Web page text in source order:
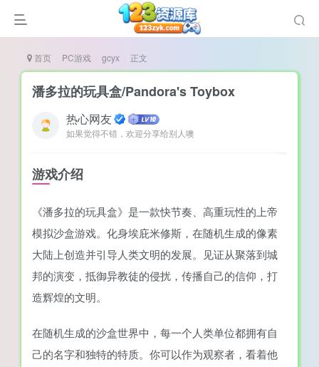
（摸鱼游戏）
首页 PC游戏 gcyx 正文
潘多拉的玩具盒/Pandora's Toybox
热心网友
如果觉得不错，欢迎分享给别人噢
游戏介绍
《潘多拉的玩具盒》是一款快节奏、高重玩性的上帝
模拟沙盒游戏。化身埃庇米修斯，在随机生成的像素
大陆上创造并引导人类文明的发展。见证从聚落到城
邦的演变，抵御异教徒的侵扰，传播自己的信仰，打
造辉煌的文明。
在随机生成的沙盒世界中，每一个人类单位都拥有自
己的名字和独特的特质。你可以作为观察者，看着他